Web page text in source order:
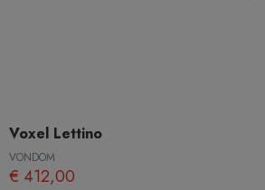
Voxel Lettino
VONDOM
€ 412,00